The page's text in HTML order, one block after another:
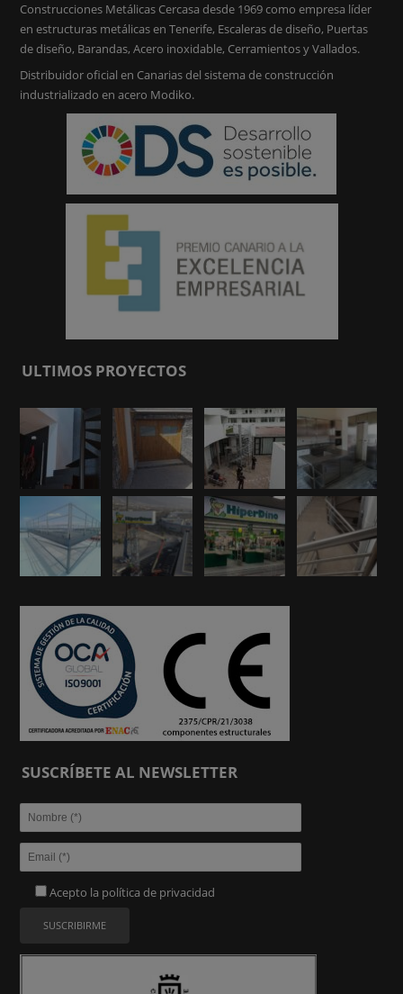
Construcciones Metálicas Cercasa desde 1969 como empresa líder
en estructuras metálicas en Tenerife, Escaleras de diseño, Puertas
de diseño, Barandas, Acero inoxidable, Cerramientos y Vallados.
Distribuidor oficial en Canarias del sistema de construcción
industrializado en acero Modiko.
ULTIMOS PROYECTOS
SUSCRÍBETE AL NEWSLETTER
Acepto la política de privacidad